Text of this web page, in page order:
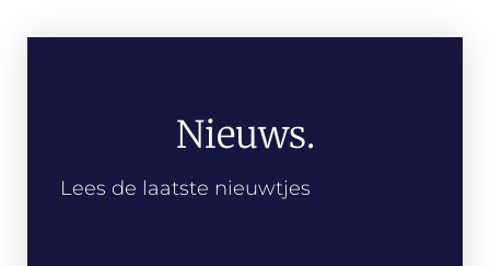
Nieuws.
Lees de laatste nieuwtjes